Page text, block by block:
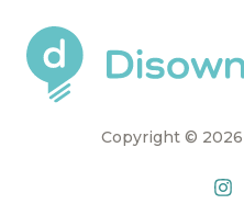
Copyright ©